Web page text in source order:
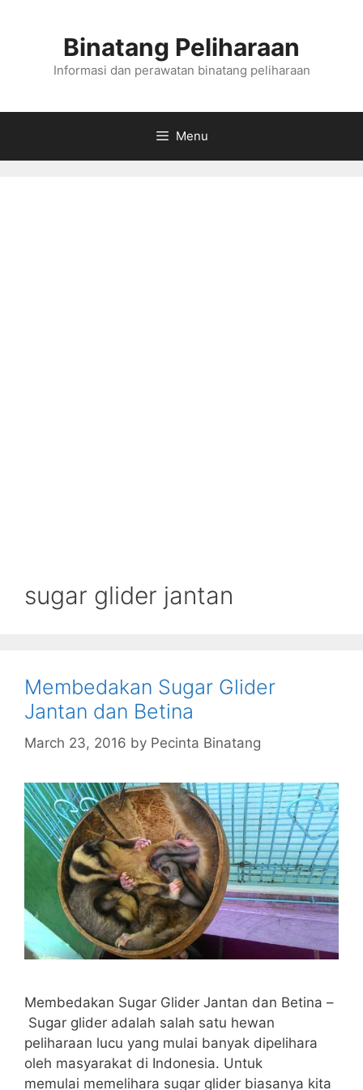
Binatang Peliharaan
Informasi dan perawatan binatang peliharaan
Menu
sugar glider jantan
Membedakan Sugar Glider
Jantan dan Betina
March 23, 2016 by Pecinta Binatang
Membedakan Sugar Glider Jantan dan Betina –
Sugar glider adalah salah satu hewan
peliharaan lucu yang mulai banyak dipelihara
oleh masyarakat di Indonesia. Untuk
memulai memelihara sugar glider biasanya kita